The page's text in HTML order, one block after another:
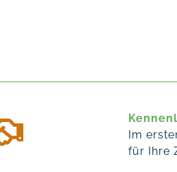
Im
für Ihre